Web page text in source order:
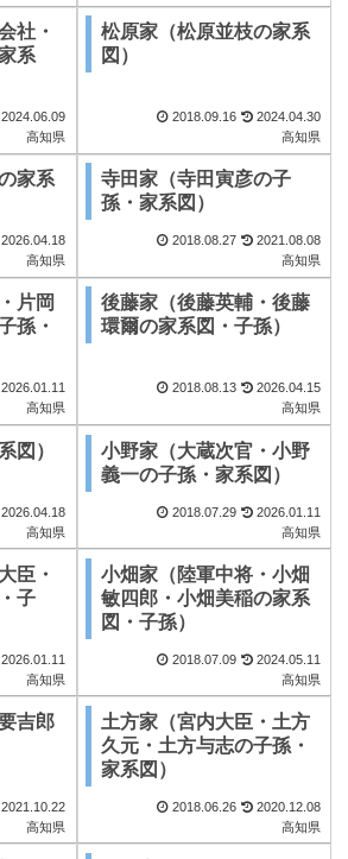
社・
系
2024.06.09
高知県
松原家（松原並枝の家系
図）
2018.09.16
2024.04.30
高知県
家系
2026.04.18
高知県
寺田家（寺田寅彦の子
孫・家系図）
2018.08.27
2021.08.08
高知県
片岡
孫・
2026.01.11
高知県
後藤家（後藤英輔・後藤
環爾の家系図・子孫）
2018.08.13
2026.04.15
高知県
図）
2026.04.18
高知県
小野家（大蔵次官・小野
義一の子孫・家系図）
2018.07.29
2026.01.11
高知県
臣・
子
2026.01.11
高知県
小畑家（陸軍中将・小畑
敏四郎・小畑美稲の家系
図・子孫）
2018.07.09
2024.05.11
高知県
吉郎
2021.10.22
高知県
土方家（宮内大臣・土方
久元・土方与志の子孫・
家系図）
2018.06.26
2020.12.08
高知県